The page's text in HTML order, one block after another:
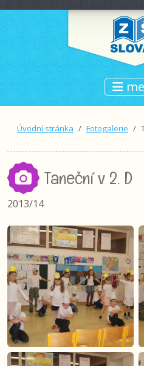
Úvodní stránka Fotogalerie
Taneční v 2. D
2013/14